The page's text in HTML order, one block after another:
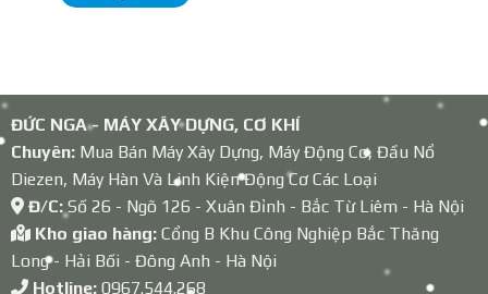
ĐỨC NGA - MÁY XÂY DỰNG, CƠ KHÍ
Chuyên:Mua Bán Máy Xây Dựng, Máy Động Cơ, Đầu Nổ
Diezen, Máy Hàn Và Linh Kiện Động Cơ Các Loại
Đ/C: Số 26 - Ngõ 126 - Xuân Đỉnh - Bắc Từ Liêm - Hà Nội
Kho giao hàng: Cổng B Khu Công Nghiệp Bắc Thăng
Long - Hải Bối - Đông Anh - Hà Nội
Hotline: 0967.544.268